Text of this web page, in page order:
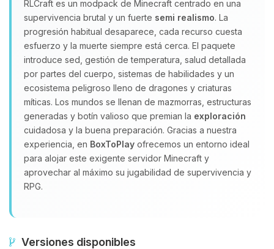
RLCraft es un modpack de Minecraft centrado en una
supervivencia brutal y un fuerte semi realismo. La
progresión habitual desaparece, cada recurso cuesta
esfuerzo y la muerte siempre está cerca. El paquete
introduce sed, gestión de temperatura, salud detallada
por partes del cuerpo, sistemas de habilidades y un
ecosistema peligroso lleno de dragones y criaturas
míticas. Los mundos se llenan de mazmorras, estructuras
generadas y botín valioso que premian la exploración
cuidadosa y la buena preparación. Gracias a nuestra
experiencia, en BoxToPlay ofrecemos un entorno ideal
para alojar este exigente servidor Minecraft y
aprovechar al máximo su jugabilidad de supervivencia y
RPG.
Versiones disponibles